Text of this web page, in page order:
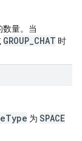
量。当
GROUP_CHAT 时
为 SPACE